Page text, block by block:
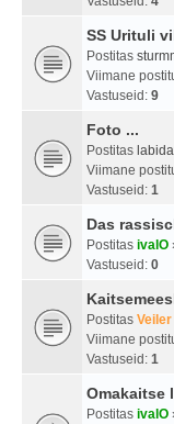
SS Urituli
Postitas
Viimane
Vastuseid: 9
Foto ...
Postitas
Viimane
Vastuseid: 1
Das
Postitas ivalO
Vastuseid: 0
Postitas Veiler
Viimane
Vastuseid: 1
Omakaitse
Postitas ivalO